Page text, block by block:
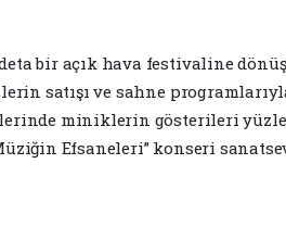
bir açık hava festivaline
satışı ve sahne
miniklerin gösterileri
Efsaneleri” konseri